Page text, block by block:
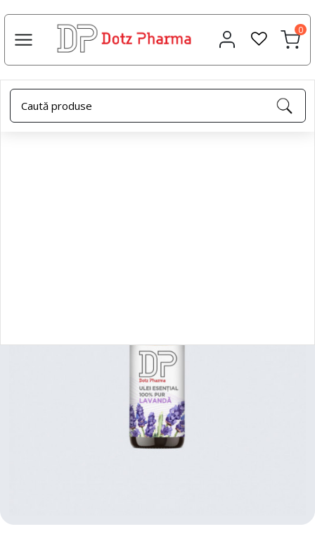
0
Acasa Uleiuri esențiale
Ulei esential lavanda, 10ml,
Dotz Pharma